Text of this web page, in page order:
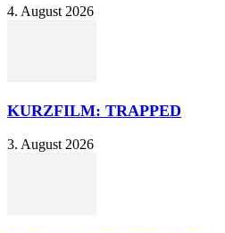
4. August 2026
KURZFILM: TRAPPED
3. August 2026